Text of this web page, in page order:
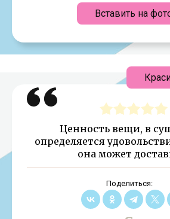
Вставить на
Ценность вещи, в
определяется
она может
Поделиться: